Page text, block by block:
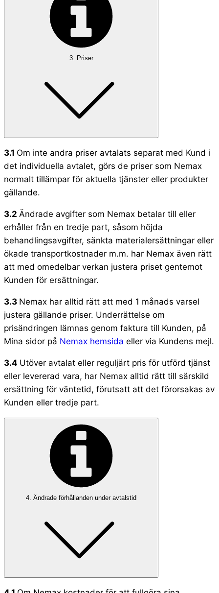
3. Priser
3.1 Om inte andra priser avtalats separat med Kund i
det individuella avtalet, görs de priser som Nemax
normalt tillämpar för aktuella tjänster eller produkter
gällande.
3.2 Ändrade avgifter som Nemax betalar till eller
erhåller från en tredje part, såsom höjda
behandlingsavgifter, sänkta materialersättningar eller
ökade transportkostnader m.m. har Nemax även rätt
att med omedelbar verkan justera priset gentemot
Kunden för ersättningar.
3.3 Nemax har alltid rätt att med 1 månads varsel
justera gällande priser. Underrättelse om
prisändringen lämnas genom faktura till Kunden, på
Mina sidor på Nemax hemsida eller via Kundens mejl.
3.4 Utöver avtalat eller reguljärt pris för utförd tjänst
eller levererad vara, har Nemax alltid rätt till särskild
ersättning för väntetid, förutsatt att det förorsakas av
Kunden eller tredje part.
4. Ändrade förhållanden under avtalstid